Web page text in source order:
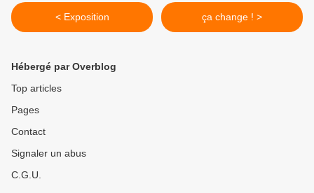
< Exposition ça change ! >
Hébergé par Overblog
Top articles
Pages
Contact
Signaler un abus
C.G.U.